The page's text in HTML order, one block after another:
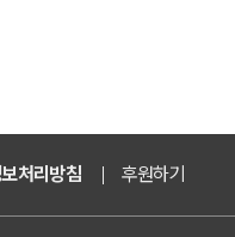
처리방침 후원하기